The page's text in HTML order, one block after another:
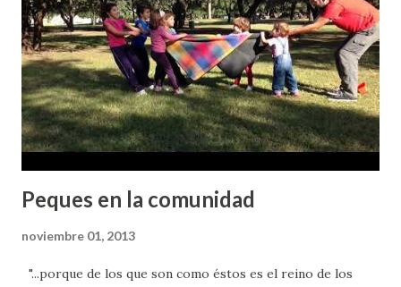
personalmente invitándola a merendar, ahora estamos muy
contentos de la amistad que ha nacido. Ella nos presentó a
dos chicas adolescentes de su familia que vinieron a uno de
los encuentros que Sylvia, con otra hermana de la
comunidad, Jocabed, organizan con jóvenes del barrio.
Además decidieron venir al ImPulso de diciembre d...
Peques en la comunidad
noviembre 01, 2013
"...porque de los que son como éstos es el reino de los